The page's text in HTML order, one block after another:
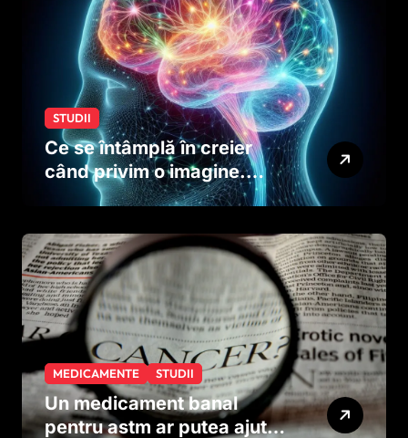
STUDII
Ce se întâmplă în creier
când privim o imagine.
Studiul care explică rolul
MEDICAMENTE STUDII
Un medicament banal
pentru astm ar putea ajuta